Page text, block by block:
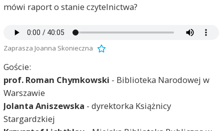
mówi raport o stanie czytelnictwa?
Zaprasza Joanna Skonieczna
Goście:
prof. Roman Chymkowski - Biblioteka Narodowej w
Warszawie
Jolanta Aniszewska - dyrektorka Książnicy
Stargardzkiej